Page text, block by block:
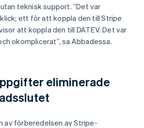
teknisk support. ”Det var
ett för att koppla den till Stripe
att koppla den till DATEV. Det var
okomplicerat”, sa Abbadessa.
eliminerade
av förberedelsen av Stripe-